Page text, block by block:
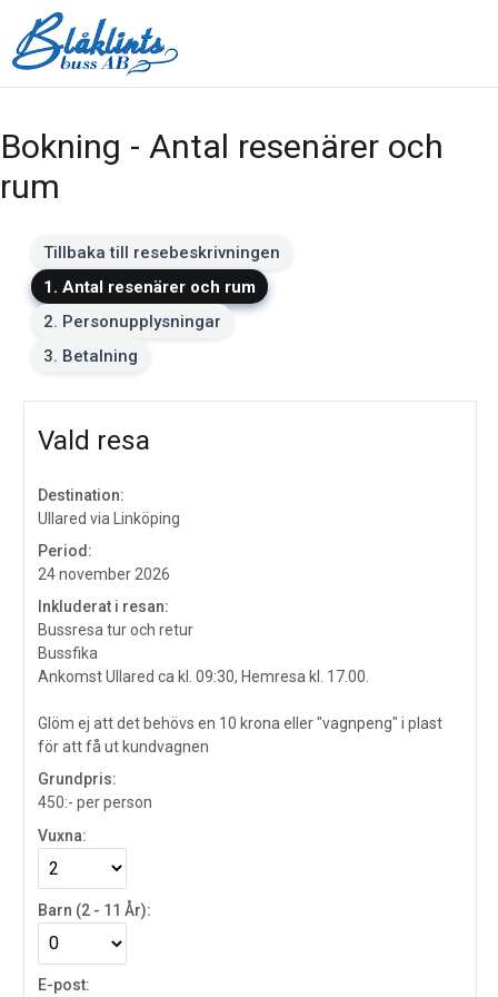
Bokning - Antal resenärer och
rum
Tillbaka till resebeskrivningen
1. Antal resenärer och rum
2. Personupplysningar
3. Betalning
Vald resa
Destination:
Ullared via Linköping
Period:
24 november 2026
Inkluderat i resan:
Bussresa tur och retur
Bussfika
Ankomst Ullared ca kl. 09:30, Hemresa kl. 17.00.
Glöm ej att det behövs en 10 krona eller "vagnpeng" i plast
för att få ut kundvagnen
Grundpris:
450:- per person
Vuxna:
Barn (2 - 11 År):
E-post: